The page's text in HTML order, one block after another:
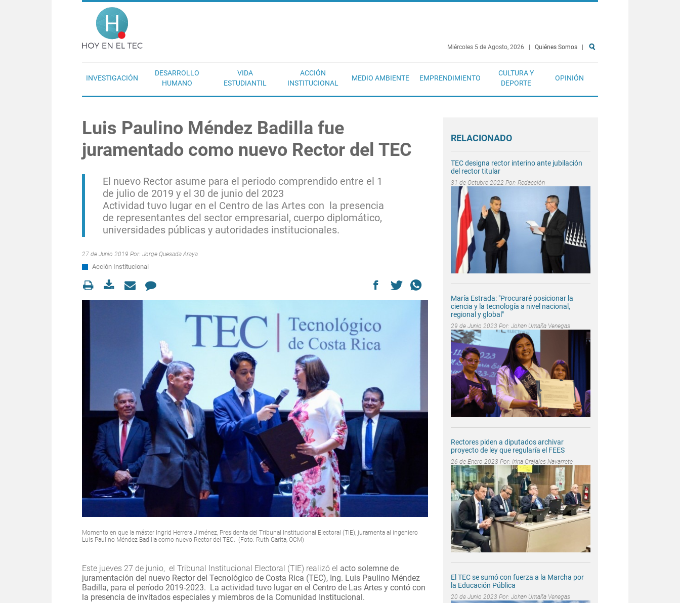
Pasar al contenido principal
Miércoles 5 de Agosto, 2026 Quiénes Somos
INVESTIGACIÓN
DESARROLLO
HUMANO
VIDA
ESTUDIANTIL
ACCIÓN
INSTITUCIONAL
MEDIO AMBIENTE EMPRENDIMIENTO
CULTURA Y
DEPORTE
OPINIÓN
Luis Paulino Méndez Badilla fue
juramentado como nuevo Rector del TEC
El nuevo Rector asume para el periodo comprendido entre el 1
de julio de 2019 y el 30 de junio del 2023
Actividad tuvo lugar en el Centro de las Artes con la presencia
de representantes del sector empresarial, cuerpo diplomático,
universidades públicas y autoridades institucionales.
27 de Junio 2019 Por: Jorge Quesada Araya
Acción Institucional
Momento en que la máster Ingrid Herrera Jiménez, Presidenta del Tribunal Institucional Electoral (TIE), juramenta al ingeniero
Luis Paulino Méndez Badilla como nuevo Rector del TEC. (Foto: Ruth Garita, OCM)
Este jueves 27 de junio, el Tribunal Institucional Electoral (TIE) realizó el acto solemne de
juramentación del nuevo Rector del Tecnológico de Costa Rica (TEC), Ing. Luis Paulino Méndez
Badilla, para el período 2019-2023. La actividad tuvo lugar en el Centro de Las Artes y contó con
la presencia de invitados especiales y miembros de la Comunidad Institucional.
RELACIONADO
TEC designa rector interino ante jubilación
del rector titular
31 de Octubre 2022 Por: Redacción
María Estrada: "Procuraré posicionar la
ciencia y la tecnología a nivel nacional,
regional y global"
29 de Junio 2023 Por: Johan Umaña Venegas
Rectores piden a diputados archivar
proyecto de ley que regularía el FEES
26 de Enero 2023 Por: Irina Grajales Navarrete
El TEC se sumó con fuerza a la Marcha por
la Educación Pública
20 de Junio 2023 Por: Johan Umaña Venegas